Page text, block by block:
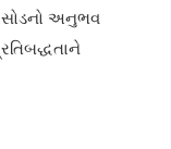
અનુભવ